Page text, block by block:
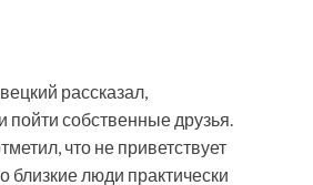
рассказал,
пойти собственные друзья.
что не приветствует
близкие люди практически